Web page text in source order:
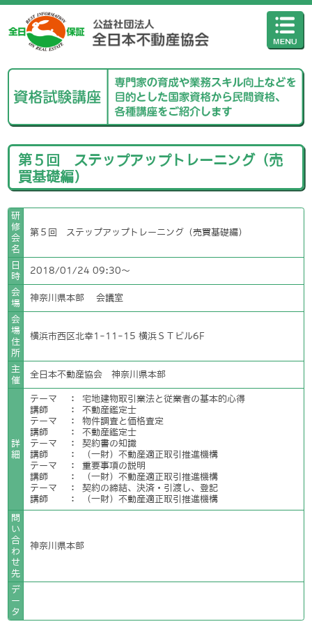
第５回 ステップアップトレーニング（売
買基礎編）
研
修
会
名
第５回 ステップアップトレーニング（売買基礎編）
日
時
2018/01/24 09:30〜
会
場
神奈川県本部 会議室
会
場
住
所
横浜市西区北幸1-11-15 横浜ＳＴビル6F
主
催
全日本不動産協会 神奈川県本部
詳
細
テーマ ：
宅地建物取引業法と従業者の基本的心得
講師
：
不動産鑑定士
テーマ
：
物件調査と価格査定
講師
：
不動産鑑定士
テーマ
：
契約書の知識
講師
：
（一財）不動産適正取引推進機構
テーマ
：
重要事項の説明
講師
：
（一財）不動産適正取引推進機構
テーマ
：
契約の締結、決済・引渡し、登記
講師
： （一財）不動産適正取引推進機構
問
い
合
わ
せ
先
神奈川県本部
デ
ー
タ